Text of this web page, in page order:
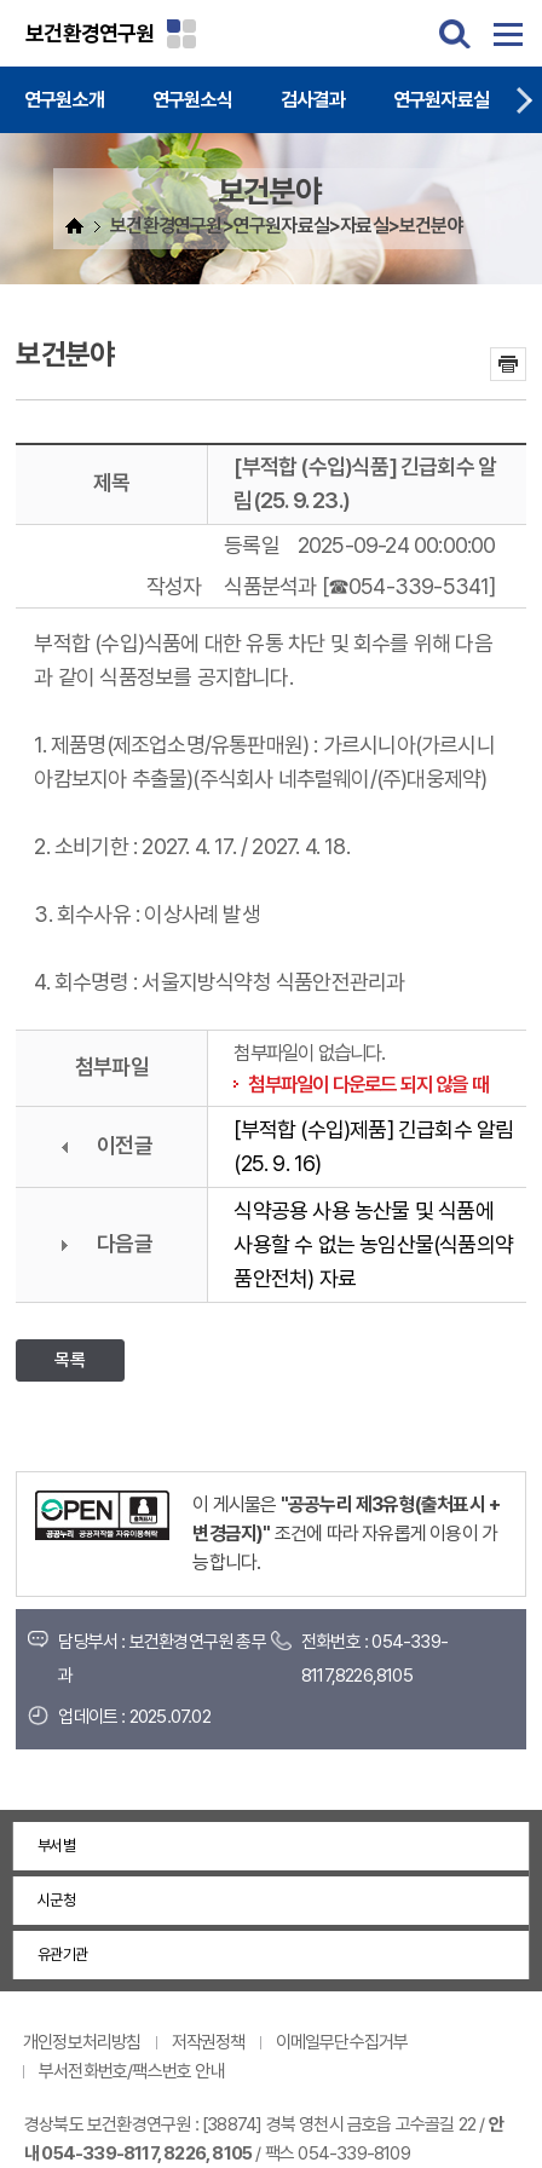
보건환경연구원
연구원소개 연구원소식 검사결과 연구원자료실
보건분야
보건환경연구원>연구원자료실>자료실>보건분야
보건분야
제목
[부적합 (수입)식품] 긴급회수 알
림(25. 9. 23.)
등록일
2025-09-24 00:00:00
작성자
식품분석과 [☎054-339-5341]
부적합 (수입)식품에 대한 유통 차단 및 회수를 위해 다음
과 같이 식품정보를 공지합니다.
1. 제품명(제조업소명/유통판매원) : 가르시니아(가르시니
아캄보지아 추출물)(주식회사 네추럴웨이/(주)대웅제약)
2. 소비기한 : 2027. 4. 17. / 2027. 4. 18.
3. 회수사유 : 이상사례 발생
4. 회수명령 : 서울지방식약청 식품안전관리과
첨부파일
첨부파일이 없습니다.
첨부파일이 다운로드 되지 않을 때
이전글
[부적합 (수입)제품] 긴급회수 알림
(25. 9. 16)
다음글
식약공용 사용 농산물 및 식품에
사용할 수 없는 농임산물(식품의약
품안전처) 자료
목록
이 게시물은 "공공누리 제3유형(출처표시 +
변경금지)" 조건에 따라 자유롭게 이용이 가
능합니다.
담당부서 : 보건환경연구원 총무
과
전화번호 : 054-339-
8117,8226,8105
업데이트 : 2025.07.02
부서별
시군청
유관기관
개인정보처리방침 저작권정책
이메일무단수집거부
부서전화번호/팩스번호 안내
경상북도 보건환경연구원 : [38874] 경북 영천시 금호읍 고수골길 22 /안
내 054-339-8117, 8226, 8105/ 팩스 054-339-8109